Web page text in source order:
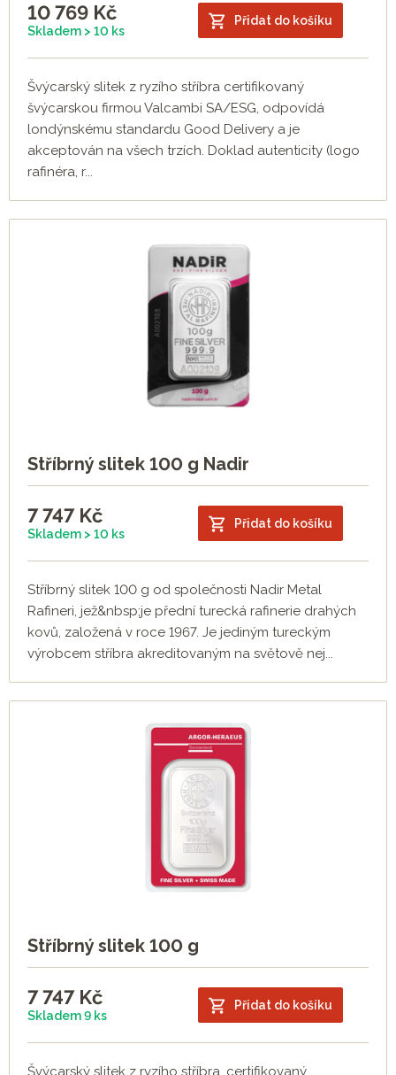
10 769 Kč
Skladem > 10 ks
Přidat do košíku
Švýcarský slitek z ryzího stříbra certifikovaný
švýcarskou firmou Valcambi SA/ESG, odpovídá
londýnskému standardu Good Delivery a je
akceptován na všech trzích. Doklad autenticity (logo
rafinéra, r...
Stříbrný slitek 100 g Nadir
7 747 Kč
Skladem > 10 ks
Přidat do košíku
Stříbrný slitek 100 g od společnosti Nadir Metal
Rafineri, jež&nbsp;je přední turecká rafinerie drahých
kovů, založená v roce 1967. Je jediným tureckým
výrobcem stříbra akreditovaným na světově nej...
Stříbrný slitek 100 g
7 747 Kč
Skladem 9 ks
Přidat do košíku
Švýcarský slitek z ryzího stříbra, certifikovaný